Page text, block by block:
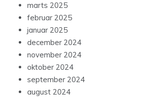
marts 2025
februar 2025
januar 2025
december 2024
november 2024
oktober 2024
september 2024
august 2024